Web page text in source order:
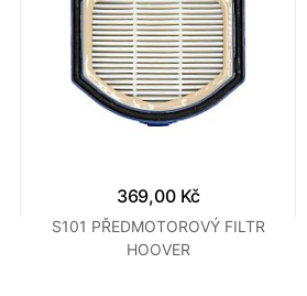
369,00 Kč
S101 PŘEDMOTOROVÝ FILTR
HOOVER